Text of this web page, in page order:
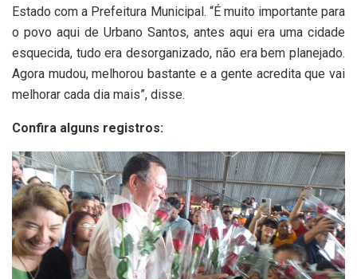
Estado com a Prefeitura Municipal. “É muito importante para
o povo aqui de Urbano Santos, antes aqui era uma cidade
esquecida, tudo era desorganizado, não era bem planejado.
Agora mudou, melhorou bastante e a gente acredita que vai
melhorar cada dia mais”, disse.
Confira alguns registros: